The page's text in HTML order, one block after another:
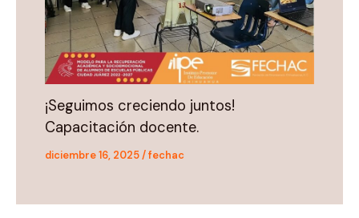
¡Seguimos creciendo juntos!
Capacitación docente.
diciembre 16, 2025/fechac